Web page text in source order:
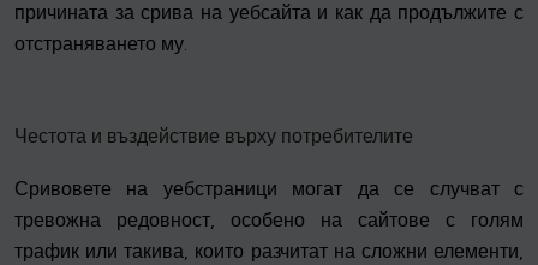
причината за срива на уебсайта и как да продължите с
отстраняването му.
Честота и въздействие върху потребителите
Сривовете на уебстраници могат да се случват с
тревожна редовност, особено на сайтове с голям
трафик или такива, които разчитат на сложни елементи,